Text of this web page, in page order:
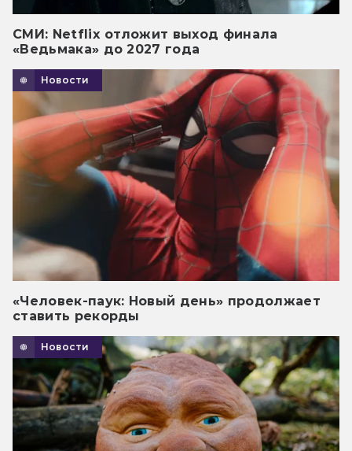
СМИ: Netflix отложит выход финала
«Ведьмака» до 2027 года
Новости
«Человек-паук: Новый день» продолжает
ставить рекорды
Новости